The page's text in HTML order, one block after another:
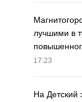
лучшими в
17:23
На Детский